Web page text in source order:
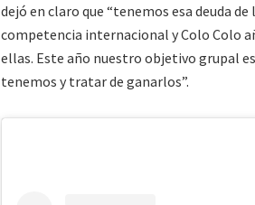
dejó en claro que “tenemos esa deuda
competencia internacional y Colo Colo
ellas. Este año nuestro objetivo grupal
tenemos y tratar de ganarlos”.